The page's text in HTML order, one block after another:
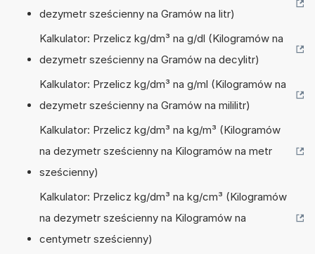
dezymetr sześcienny na Gramów na litr)
Kalkulator: Przelicz kg/dm³ na g/dl (Kilogramów na
dezymetr sześcienny na Gramów na decylitr)
Kalkulator: Przelicz kg/dm³ na g/ml (Kilogramów na
dezymetr sześcienny na Gramów na mililitr)
Kalkulator: Przelicz kg/dm³ na kg/m³ (Kilogramów
na dezymetr sześcienny na Kilogramów na metr
sześcienny)
Kalkulator: Przelicz kg/dm³ na kg/cm³ (Kilogramów
na dezymetr sześcienny na Kilogramów na
centymetr sześcienny)